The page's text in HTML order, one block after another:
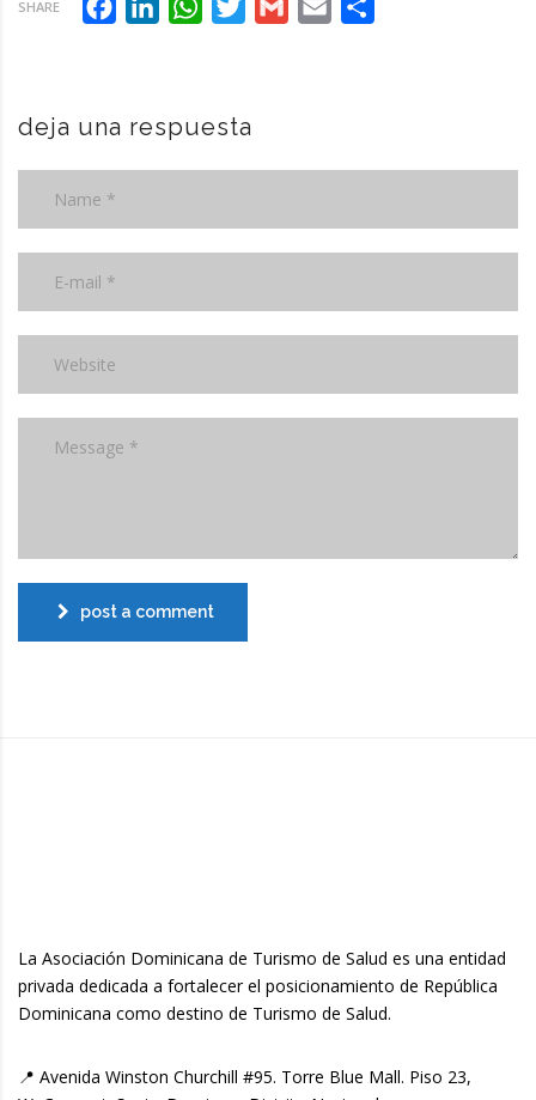
SHARE
deja una respuesta
post a comment
La Asociación Dominicana de Turismo de Salud es una entidad
privada dedicada a fortalecer el posicionamiento de República
Dominicana como destino de Turismo de Salud.
📍 Avenida Winston Churchill #95. Torre Blue Mall. Piso 23,